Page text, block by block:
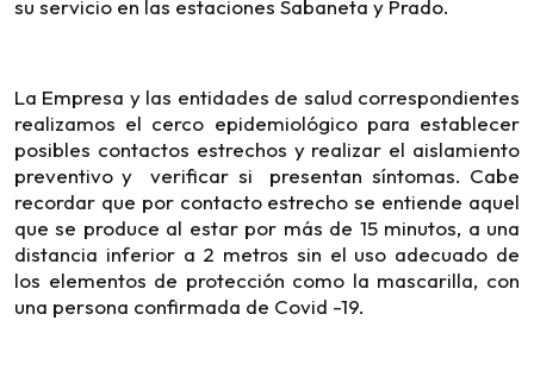
su servicio en las estaciones Sabaneta y Prado.
La Empresa y las entidades de salud correspondientes
realizamos el cerco epidemiológico para establecer
posibles contactos estrechos y realizar el aislamiento
preventivo y verificar si presentan síntomas. Cabe
recordar que por contacto estrecho se entiende aquel
que se produce al estar por más de 15 minutos, a una
distancia inferior a 2 metros sin el uso adecuado de
los elementos de protección como la mascarilla, con
una persona confirmada de Covid -19.